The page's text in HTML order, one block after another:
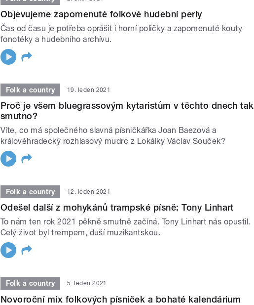
Objevujeme zapomenuté folkové hudební perly
Čas od času je potřeba oprášit i horní poličky a zapomenuté kouty
fonotéky a hudebního archívu.
Folk a country 19. leden 2021
Proč je všem bluegrassovým kytaristům v těchto dnech tak
smutno?
Víte, co má společného slavná písničkářka Joan Baezová a
královéhradecký rozhlasový mudrc z Lokálky Václav Souček?
Folk a country 12. leden 2021
Odešel další z mohykánů trampské písně: Tony Linhart
To nám ten rok 2021 pěkně smutně začíná. Tony Linhart nás opustil.
Celý život byl trempem, duší muzikantskou.
Folk a country 5. leden 2021
Novoroční mix folkových písniček a bohaté kalendárium